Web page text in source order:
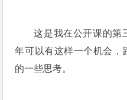
这是我在公开课的第
年可以有这样一个机会，
的一些思考。